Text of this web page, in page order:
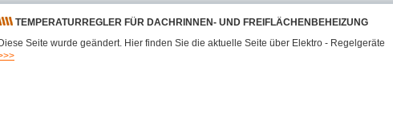
TEMPERATURREGLER FÜR DACHRINNEN- UND FREIFLÄCHENBEHEIZUNG
Diese Seite wurde geändert. Hier finden Sie die aktuelle Seite über Elektro - Regelgeräte